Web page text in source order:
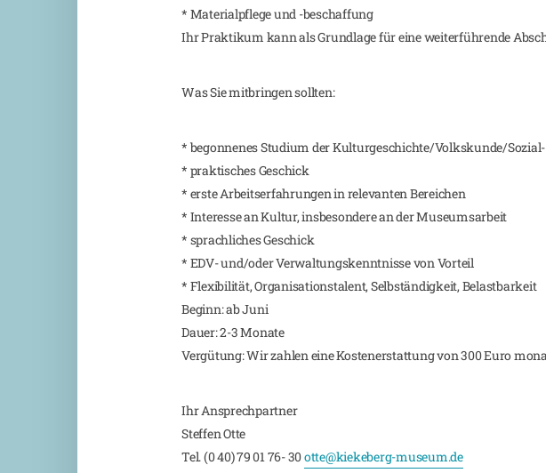
* Materialpflege und -beschaffung
Ihr Praktikum kann als Grundlage für eine weiterführende
Was Sie mitbringen sollten:
* begonnenes Studium der Kulturgeschichte/Volkskunde/
* praktisches Geschick
* erste Arbeitserfahrungen in relevanten Bereichen
* Interesse an Kultur, insbesondere an der Museumsarbeit
* sprachliches Geschick
* EDV- und/oder Verwaltungskenntnisse von Vorteil
* Flexibilität, Organisationstalent, Selbständigkeit, Belastbarkeit
Beginn: ab Juni
Dauer: 2-3 Monate
Vergütung: Wir zahlen eine Kostenerstattung von 300 Euro
Ihr Ansprechpartner
Steffen Otte
Tel. (0 40) 79 01 76- 30otte@kiekeberg-museum.de